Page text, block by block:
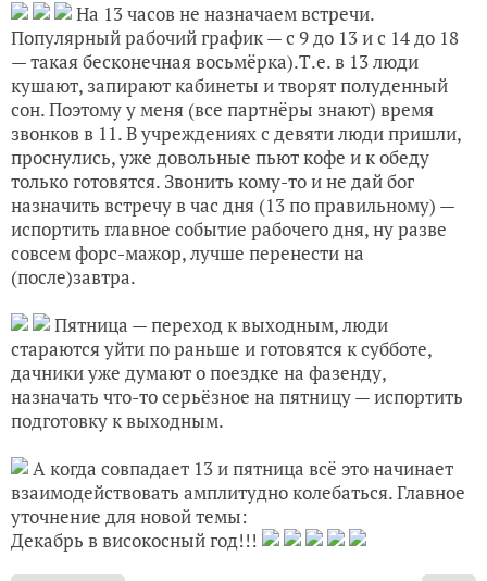
На 13 часов не назначаем встречи.
Популярный рабочий график — с 9 до 13 и с 14 до 18
— такая бесконечная восьмёрка).Т.е. в 13 люди
кушают, запирают кабинеты и творят полуденный
сон. Поэтому у меня (все партнёры знают) время
звонков в 11. В учреждениях с девяти люди пришли,
проснулись, уже довольные пьют кофе и к обеду
только готовятся. Звонить кому-то и не дай бог
назначить встречу в час дня (13 по правильному) —
испортить главное событие рабочего дня, ну разве
совсем форс-мажор, лучше перенести на
(после)завтра.
Пятница — переход к выходным, люди
стараются уйти по раньше и готовятся к субботе,
дачники уже думают о поездке на фазенду,
назначать что-то серьёзное на пятницу — испортить
подготовку к выходным.
А когда совпадает 13 и пятница всё это начинает
взаимодействовать амплитудно колебаться. Главное
уточнение для новой темы:
Декабрь в високосный год!!!